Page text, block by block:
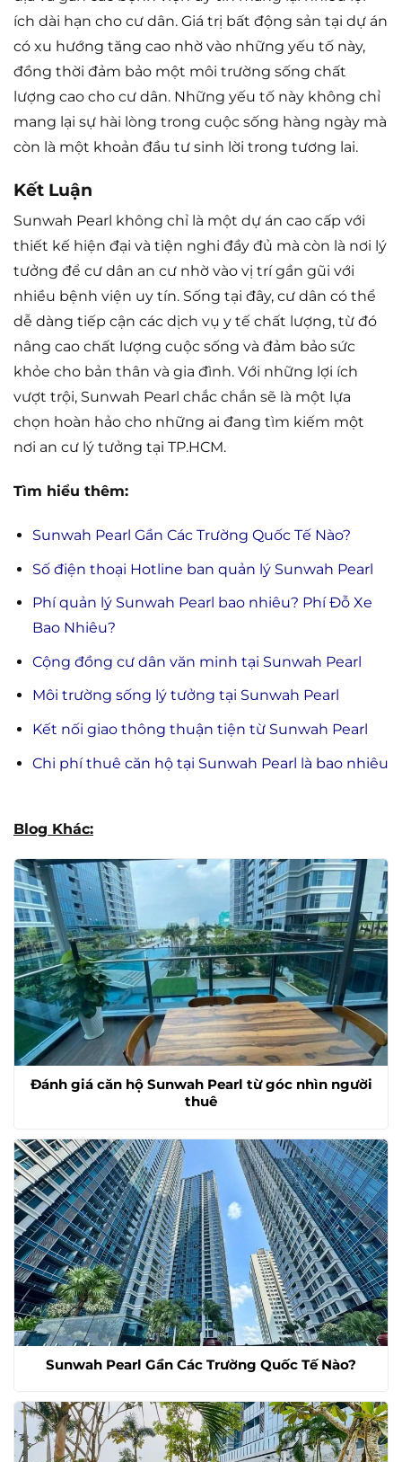
ích dài hạn cho cư dân. Giá trị bất động sản tại dự án
có xu hướng tăng cao nhờ vào những yếu tố này,
đồng thời đảm bảo một môi trường sống chất
lượng cao cho cư dân. Những yếu tố này không chỉ
mang lại sự hài lòng trong cuộc sống hàng ngày mà
còn là một khoản đầu tư sinh lời trong tương lai.
Kết Luận
Sunwah Pearl không chỉ là một dự án cao cấp với
thiết kế hiện đại và tiện nghi đầy đủ mà còn là nơi lý
tưởng để cư dân an cư nhờ vào vị trí gần gũi với
nhiều bệnh viện uy tín. Sống tại đây, cư dân có thể
dễ dàng tiếp cận các dịch vụ y tế chất lượng, từ đó
nâng cao chất lượng cuộc sống và đảm bảo sức
khỏe cho bản thân và gia đình. Với những lợi ích
vượt trội, Sunwah Pearl chắc chắn sẽ là một lựa
chọn hoàn hảo cho những ai đang tìm kiếm một
nơi an cư lý tưởng tại TP.HCM.
Tìm hiểu thêm:
Sunwah Pearl Gần Các Trường Quốc Tế Nào?
Số điện thoại Hotline ban quản lý Sunwah Pearl
Phí quản lý Sunwah Pearl bao nhiêu? Phí Đỗ Xe
Bao Nhiêu?
Cộng đồng cư dân văn minh tại Sunwah Pearl
Môi trường sống lý tưởng tại Sunwah Pearl
Kết nối giao thông thuận tiện từ Sunwah Pearl
Chi phí thuê căn hộ tại Sunwah Pearl là bao nhiêu
Blog Khác:
Đánh giá căn hộ Sunwah Pearl từ góc nhìn người
thuê
Sunwah Pearl Gần Các Trường Quốc Tế Nào?